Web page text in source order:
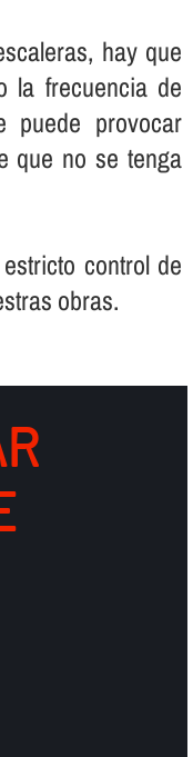
hay que
la frecuencia de
provocar
que no se tenga
control de
obras.